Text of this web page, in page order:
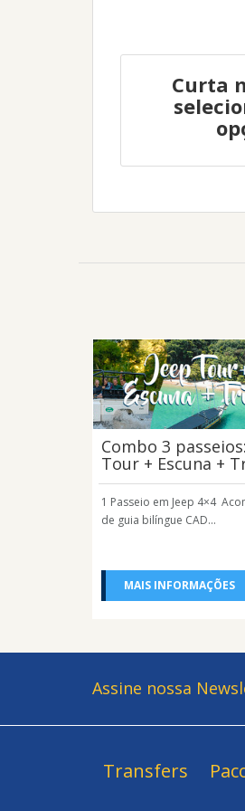
Curta
Combo 3
Tour + Escuna +
1 Passeio em Jeep 4×4
de guia bilíngue CAD...
MAIS INFORMAÇÕES
Assine nossa
Transfers